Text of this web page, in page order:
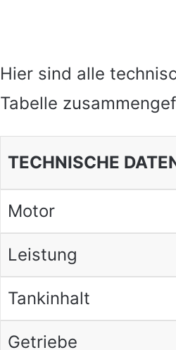
Hier sind alle
Tabelle
TECHNISCHE
Motor
Leistung
Tankinhalt
Getriebe